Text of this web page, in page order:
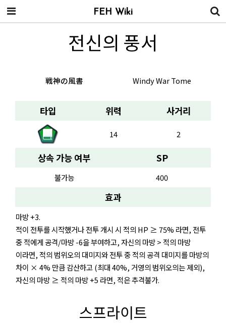
전신의 풍서
戦神の風書 Windy War Tome
타입 위력 사거리
14 2
상속 가능 여부 SP
불가능 400
효과
마방 +3.
적이 전투를 시작했거나 전투 개시 시 적의 HP ≥ 75% 라면, 전투
중 적에게 공격/마방 -6을 부여하고, 자신의 마방 > 적의 마방
이라면, 적의 범위오의 대미지와 전투 중 적의 공격 대미지를 마방의
차이 × 4% 만큼 감산하고 (최대 40%, 거영의 범위오의는 제외),
자신의 마방 ≥ 적의 마방 +5 라면, 적은 추격불가.
스프라이트
FEH Wiki